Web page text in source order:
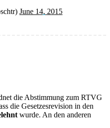
June 14, 2015
die Abstimmung zum RTVG
die Gesetzesrevision in den
wurde. An den anderen